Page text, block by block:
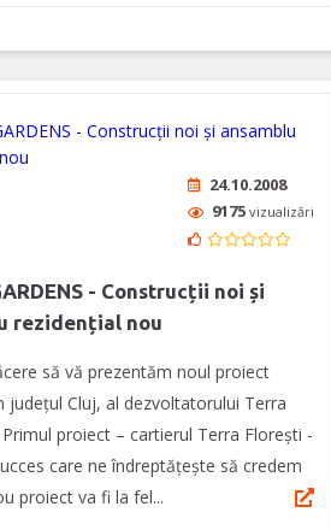
24.10.2008
9175 vizualizări
- Construcții noi și
rezidențial nou
să vă prezentăm noul proiect
județul Cluj, al dezvoltatorului Terra
proiect – cartierul Terra Florești -
care ne îndreptățește să credem
proiect va fi la fel...